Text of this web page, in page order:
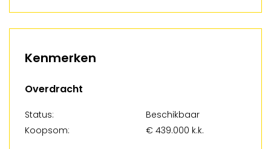
Kenmerken
Overdracht
Status:
Beschikbaar
Koopsom:
€ 439.000 k.k.